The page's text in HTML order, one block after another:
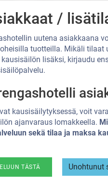
/
uutena asiakkaana
tuotteilla. Mikäli tilaat
lisäksi, kirjaudu
kausisäilytyksessä, voit
ajanvaraus lomakkeella.
sekä tilaa ja maksa
TÄSTÄ ​​Unohtunut